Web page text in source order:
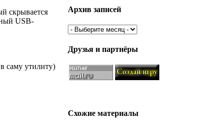
скрывается
USB-
саму утилиту)
Архив записей
Друзья и партнёры
Схожие материалы